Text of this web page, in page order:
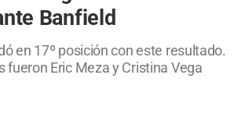
Banfield
en 17º posición con este resultado.
fueron Eric Meza y Cristina Vega